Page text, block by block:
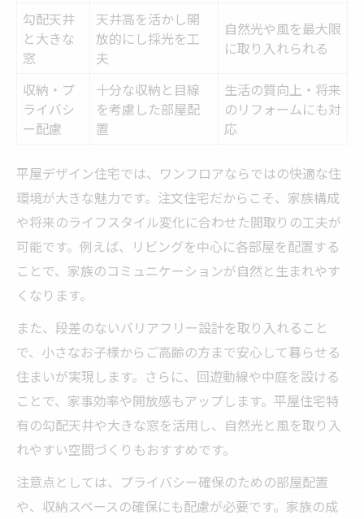
勾配天井
と大きな
窓
天井高を活かし開
放的にし採光を工
夫
自然光や風を最大限
に取り入れられる
収納・プ
ライバシ
ー配慮
十分な収納と目線
を考慮した部屋配
置
生活の質向上・将来
のリフォームにも対
応
平屋デザイン住宅では、ワンフロアならではの快適な住
環境が大きな魅力です。注文住宅だからこそ、家族構成
や将来のライフスタイル変化に合わせた間取りの工夫が
可能です。例えば、リビングを中心に各部屋を配置する
ことで、家族のコミュニケーションが自然と生まれやす
くなります。
また、段差のないバリアフリー設計を取り入れること
で、小さなお子様からご高齢の方まで安心して暮らせる
住まいが実現します。さらに、回遊動線や中庭を設ける
ことで、家事効率や開放感もアップします。平屋住宅特
有の勾配天井や大きな窓を活用し、自然光と風を取り入
れやすい空間づくりもおすすめです。
注意点としては、プライバシー確保のための部屋配置
や、収納スペースの確保にも配慮が必要です。家族の成